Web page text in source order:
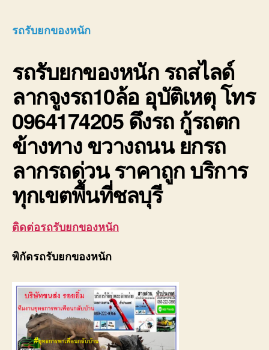
ติด
เครน
รถรับยกของหนัก
รถรับยกของหนักรถสไลด์
ลากจูงรถ10ล้อ อุบัติเหตุ โทร
0964174205 ดึงรถ กู้รถตก
ข้างทาง ขวางถนน ยกรถ
ลากรถด่วน ราคาถูก บริการ
ทุกเขตพื้นที่ชลบุรี
ติดต่อรถรับยกของหนัก
พิกัดรถรับยกของหนัก